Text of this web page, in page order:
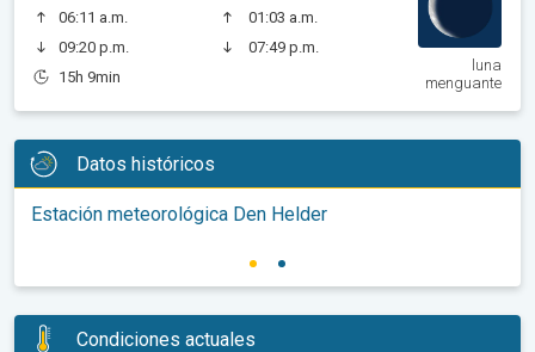
06:11 a.m.
09:20 p.m.
15h 9min
01:03 a.m.
07:49 p.m.
luna
menguante
Datos históricos
Estación meteorológica Den Helder
Condiciones actuales